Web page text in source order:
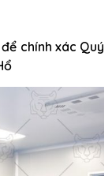
chính xác Quý